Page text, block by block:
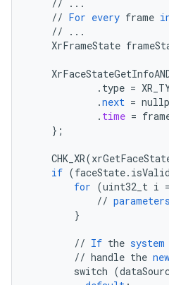
//
...
// For every frame
//
...
XrFrameState
. type =
.next =
. time =
} ;
CHK_XR(
if (faceState. isValid
for (uint32_t i =
// parameters
}
// If the system
// handle the new
switch (